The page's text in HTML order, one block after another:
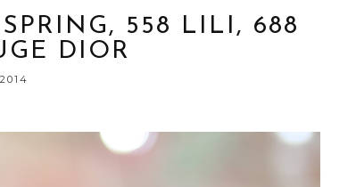
558 LILI, 688
DIOR